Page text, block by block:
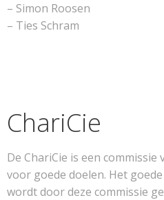
– Simon Roosen
– Ties Schram
ChariCie
De ChariCie is een
voor goede doelen. Het
wordt door deze commissie